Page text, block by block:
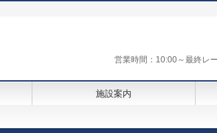
営業時間：10:00～最終レ
施設案内